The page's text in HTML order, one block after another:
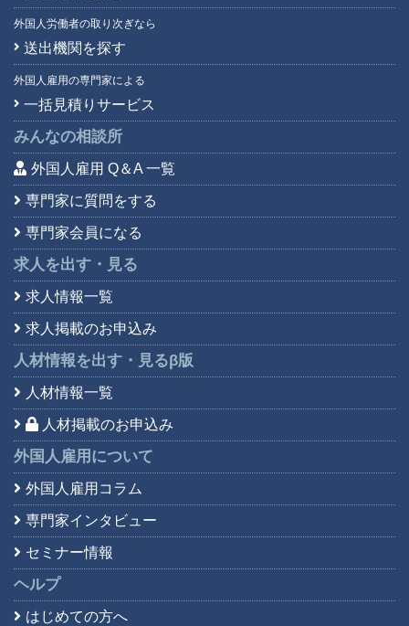
外国人労働者の取り次ぎなら
送出機関を探す
外国人雇用の専門家による
一括見積りサービス
みんなの相談所
外国人雇用 Q＆A 一覧
専門家に質問をする
専門家会員になる
求人を出す・見る
求人情報一覧
求人掲載のお申込み
人材情報を出す・見るβ版
人材情報一覧
人材掲載のお申込み
外国人雇用について
外国人雇用コラム
専門家インタビュー
セミナー情報
ヘルプ
はじめての方へ